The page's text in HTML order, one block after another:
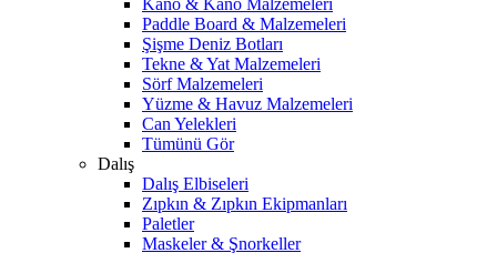
Kano & Kano Malzemeleri
Paddle Board & Malzemeleri
Şişme Deniz Botları
Tekne & Yat Malzemeleri
Sörf Malzemeleri
Yüzme & Havuz Malzemeleri
Can Yelekleri
Tümünü Gör
Dalış
Dalış Elbiseleri
Zıpkın & Zıpkın Ekipmanları
Paletler
Maskeler & Şnorkeller